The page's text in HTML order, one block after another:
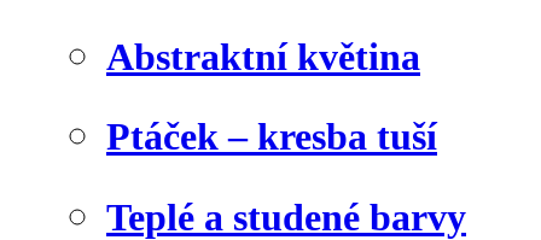
Abstraktní květina
Ptáček – kresba tuší
Teplé a studené barvy